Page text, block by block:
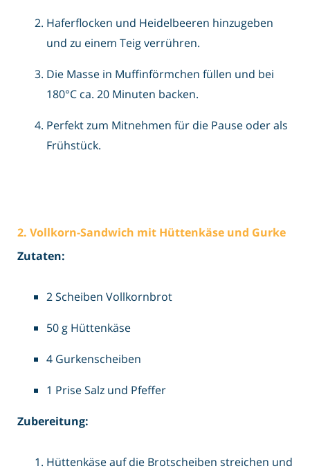
Haferflocken und Heidelbeeren hinzugeben
und zu einem Teig verrühren.
Die Masse in Muffinförmchen füllen und bei
180°C ca. 20 Minuten backen.
Perfekt zum Mitnehmen für die Pause oder als
Frühstück.
2. Vollkorn-Sandwich mit Hüttenkäse und Gurke
Zutaten:
2 Scheiben Vollkornbrot
50 g Hüttenkäse
4 Gurkenscheiben
1 Prise Salz und Pfeffer
Zubereitung:
Hüttenkäse auf die Brotscheiben streichen und